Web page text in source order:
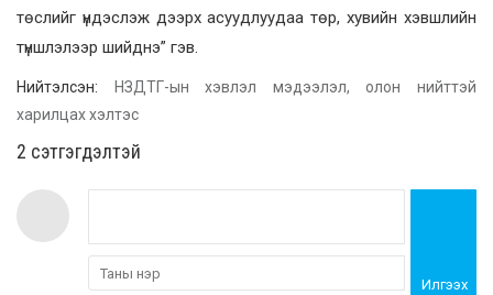
төслийг үндэслэж дээрх асуудлуудаа төр, хувийн хэвшлийн
түншлэлээр шийднэ” гэв.
Нийтэлсэн:
НЗДТГ-ын хэвлэл мэдээлэл, олон нийттэй
харилцах хэлтэс
2 cэтгэгдэлтэй
Илгээх